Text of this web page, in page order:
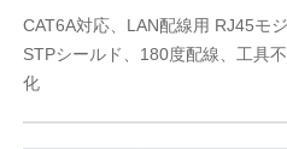
CAT6A対応、LAN配線用 RJ45モ
STPシールド、180度配線、工具
化